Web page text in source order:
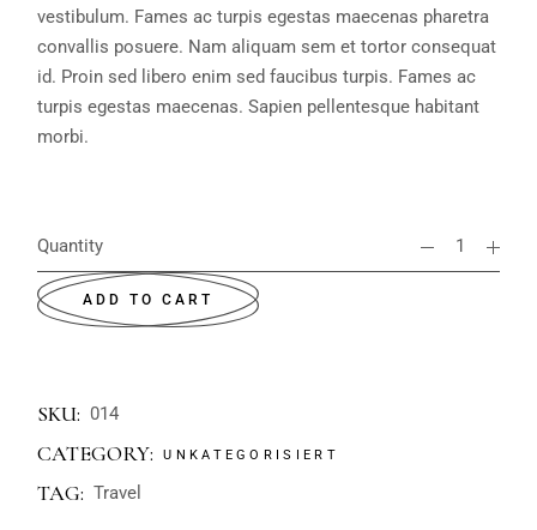
vestibulum. Fames ac turpis egestas maecenas pharetra
convallis posuere. Nam aliquam sem et tortor consequat
id. Proin sed libero enim sed faucibus turpis. Fames ac
turpis egestas maecenas. Sapien pellentesque habitant
morbi.
Quantity
ADD TO CART
SKU: 014
CATEGORY: UNKATEGORISIERT
TAG: Travel